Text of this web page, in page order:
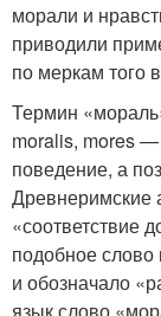
морали и
приводили
по меркам того
Термин
moralis, mores
поведение, а
Древнеримские
«соответствие
подобное слово
и обозначало